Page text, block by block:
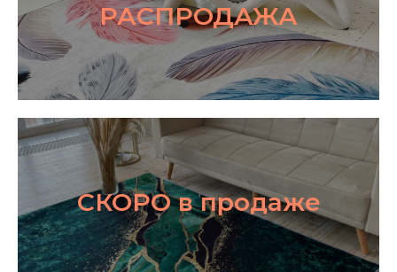
РАСПРОДАЖА
СКОРО в продаже